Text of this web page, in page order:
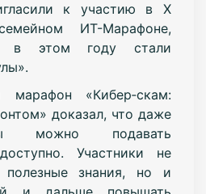
к участию в X
ИТ-Марафоне,
в этом году стали
марафон «Кибер‑скам:
доказал, что даже
можно подавать
Участники не
полезные знания, но и